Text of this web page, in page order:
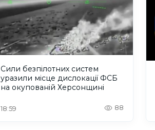
Сили безпілотних систем
уразили місце дислокації ФСБ
на окупованій Херсонщині
18:59 88